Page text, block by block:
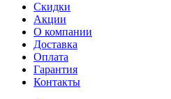
Скидки
Акции
О компании
Доставка
Оплата
Гарантия
Контакты